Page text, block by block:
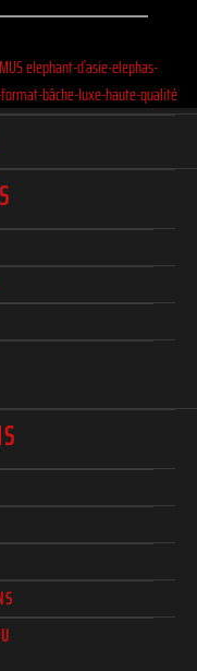
elephant-d`asie-elephas-
bâche-luxe-haute-qualité